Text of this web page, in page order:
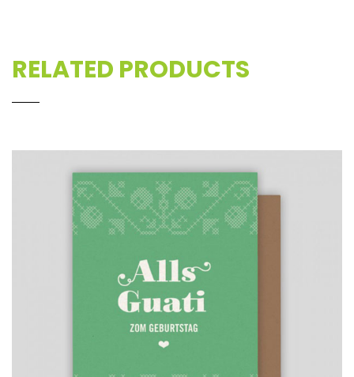
RELATED PRODUCTS